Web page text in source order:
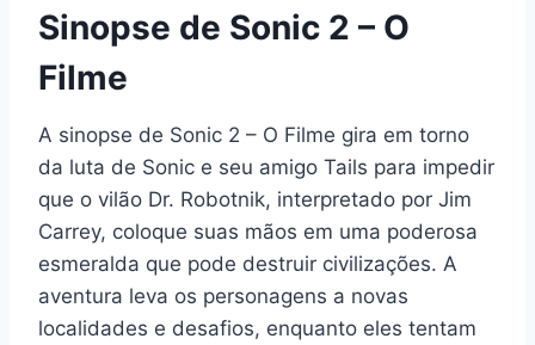
Sinopse de Sonic 2 – O
Filme
A sinopse de Sonic 2 – O Filme gira em torno
da luta de Sonic e seu amigo Tails para impedir
que o vilão Dr. Robotnik, interpretado por Jim
Carrey, coloque suas mãos em uma poderosa
esmeralda que pode destruir civilizações. A
aventura leva os personagens a novas
localidades e desafios, enquanto eles tentam